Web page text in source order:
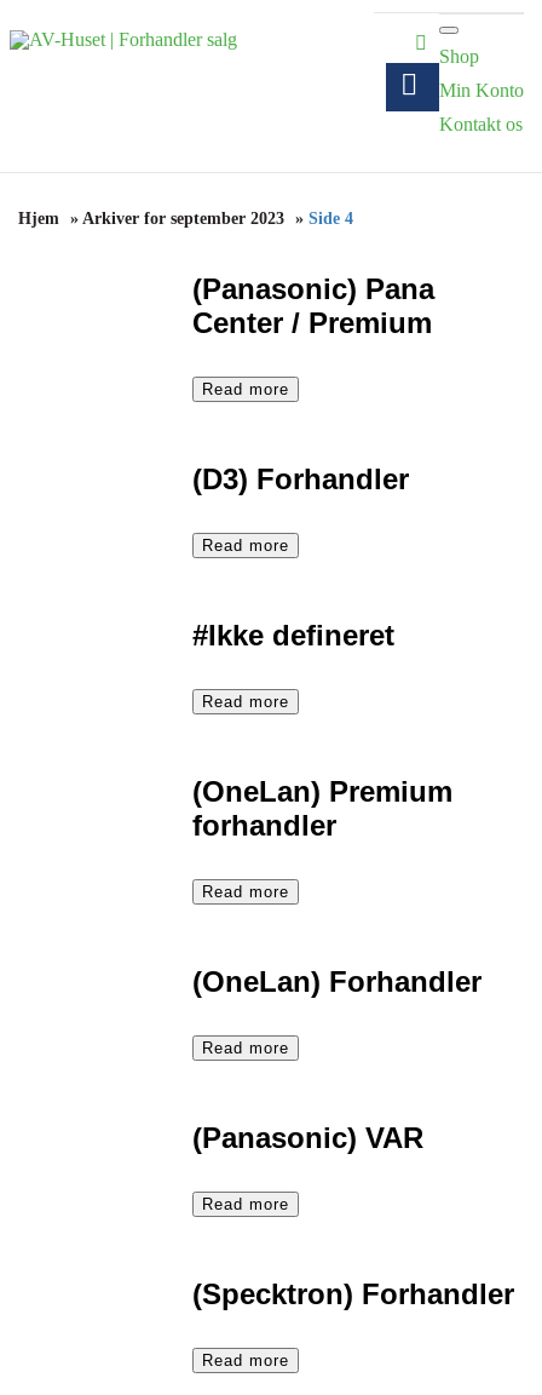
Shop
Min Konto
Kontakt os
Hjem » Arkiver for september 2023 » Side 4
(Panasonic) Pana
Center / Premium
Read more
(D3) Forhandler
Read more
#Ikke defineret
Read more
(OneLan) Premium
forhandler
Read more
(OneLan) Forhandler
Read more
(Panasonic) VAR
Read more
(Specktron) Forhandler
Read more